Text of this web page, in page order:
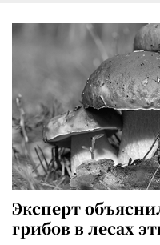
Эксперт
грибов в лесах